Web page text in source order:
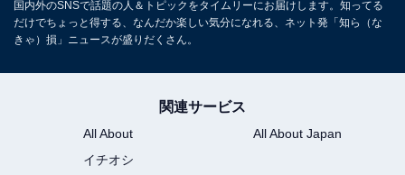
国内外のSNSで話題の人＆トピックをタイムリーにお届けします。知ってる
だけでちょっと得する、なんだか楽しい気分になれる、ネット発「知ら（な
きゃ）損」ニュースが盛りだくさん。
関連サービス
All About
All About Japan
イチオシ